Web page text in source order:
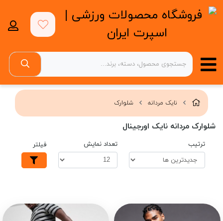
نایک مردانه شلوارک
شلوارک مردانه نایک اورجینال
ترتیب تعداد نمایش فیلتر